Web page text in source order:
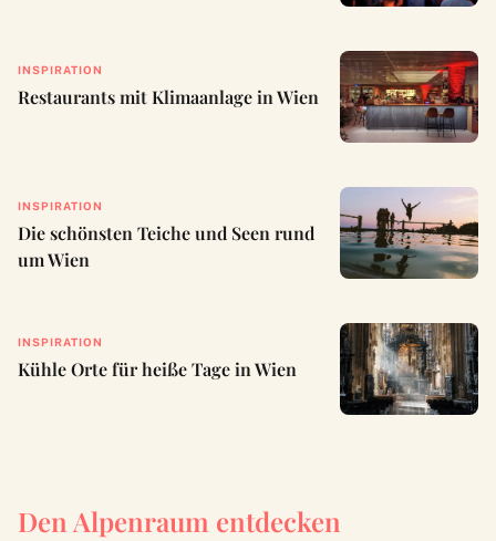
INSPIRATION
Restaurants mit Klimaanlage in Wien
INSPIRATION
Die schönsten Teiche und Seen rund
um Wien
INSPIRATION
Kühle Orte für heiße Tage in Wien
Den Alpenraum entdecken